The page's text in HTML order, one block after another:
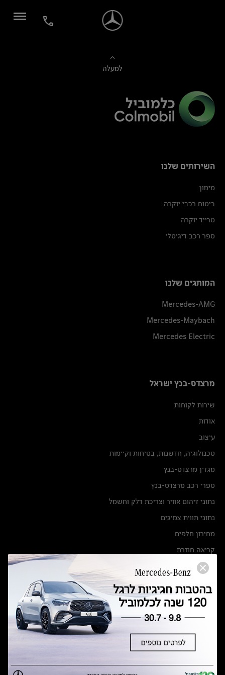
למעלה
השירותים שלנו
מימון
ביטוח רכבי יוקרה
טרייד יוקרה
ספר רכב דיגיטלי
המותגים שלנו
Mercedes-AMG
Mercedes-Maybach
Mercedes Electric
מרצדס-בנץ ישראל
שירות לקוחות
אודות
עיצוב
טכנולוגיה, חדשנות, בטיחות וקיימות
מגזין מרצדס-בנץ
ספרי רכב מרצדס-בנץ
נתוני זיהום אוויר וצריכת דלק וחשמל
נתוני תווית צמיגים
מחירון חלפים
קריאה חוזרת
הודעה על הטבות לרכבי מרצדס בהסדר פשרה בתצ 56447-02-19
תקנון ימי מכירות 120 לכלמוביל
מצאו אותנו
אולמות תצוגה